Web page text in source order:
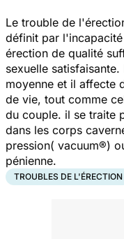
Le trouble de
définit par
érection de qualité
sexuelle
moyenne et il affecte
de vie, tout comme
du couple. il se traite
dans les corps
pression( vacuum®)
pénienne.
TROUBLES DE L'ÉRECTION